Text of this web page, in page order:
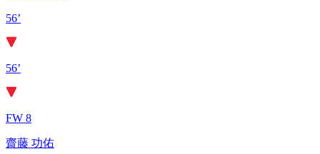
56’
56’
FW 8
齋藤 功佑